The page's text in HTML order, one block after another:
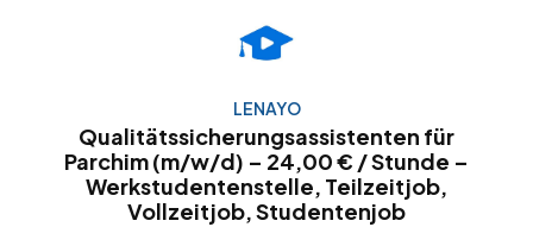
LENAYO
Qualitätssicherungsassistenten für
Parchim (m/w/d) – 24,00 € / Stunde –
Werkstudentenstelle, Teilzeitjob,
Vollzeitjob, Studentenjob